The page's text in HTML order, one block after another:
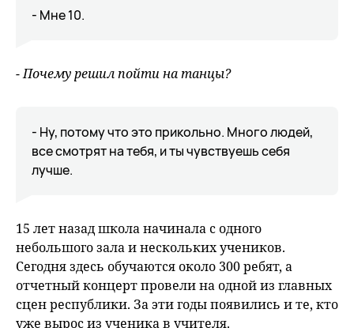
- Мне 10.
- Почему решил пойти на танцы?
- Ну, потому что это прикольно. Много людей,
все смотрят на тебя, и ты чувствуешь себя
лучше.
15 лет назад школа начинала с одного
небольшого зала и нескольких учеников.
Сегодня здесь обучаются около 300 ребят, а
отчетный концерт провели на одной из главных
сцен республики. За эти годы появились и те, кто
уже вырос из ученика в учителя.